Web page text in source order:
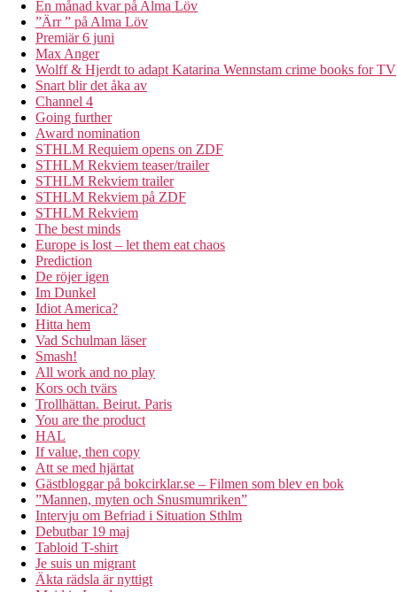
En månad kvar på Alma Löv
”Ärr ” på Alma Löv
Premiär 6 juni
Max Anger
Wolff & Hjerdt to adapt Katarina Wennstam crime books for TV
Snart blir det åka av
Channel 4
Going further
Award nomination
STHLM Requiem opens on ZDF
STHLM Rekviem teaser/trailer
STHLM Rekviem trailer
STHLM Rekviem på ZDF
STHLM Rekviem
The best minds
Europe is lost – let them eat chaos
Prediction
De röjer igen
Im Dunkel
Idiot America?
Hitta hem
Vad Schulman läser
Smash!
All work and no play
Kors och tvärs
Trollhättan. Beirut. Paris
You are the product
HAL
If value, then copy
Att se med hjärtat
Gästbloggar på bokcirklar.se – Filmen som blev en bok
”Mannen, myten och Snusmumriken”
Intervju om Befriad i Situation Sthlm
Debutbar 19 maj
Tabloid T-shirt
Je suis un migrant
Äkta rädsla är nyttigt